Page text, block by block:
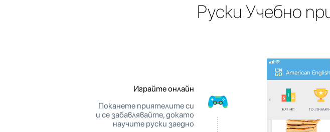
Руски Учебно
Играйте онлайн
Поканете приятелите си
и се забавлявайте, докато
научите руски заедно